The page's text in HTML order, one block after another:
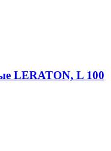
LERATON, L 100